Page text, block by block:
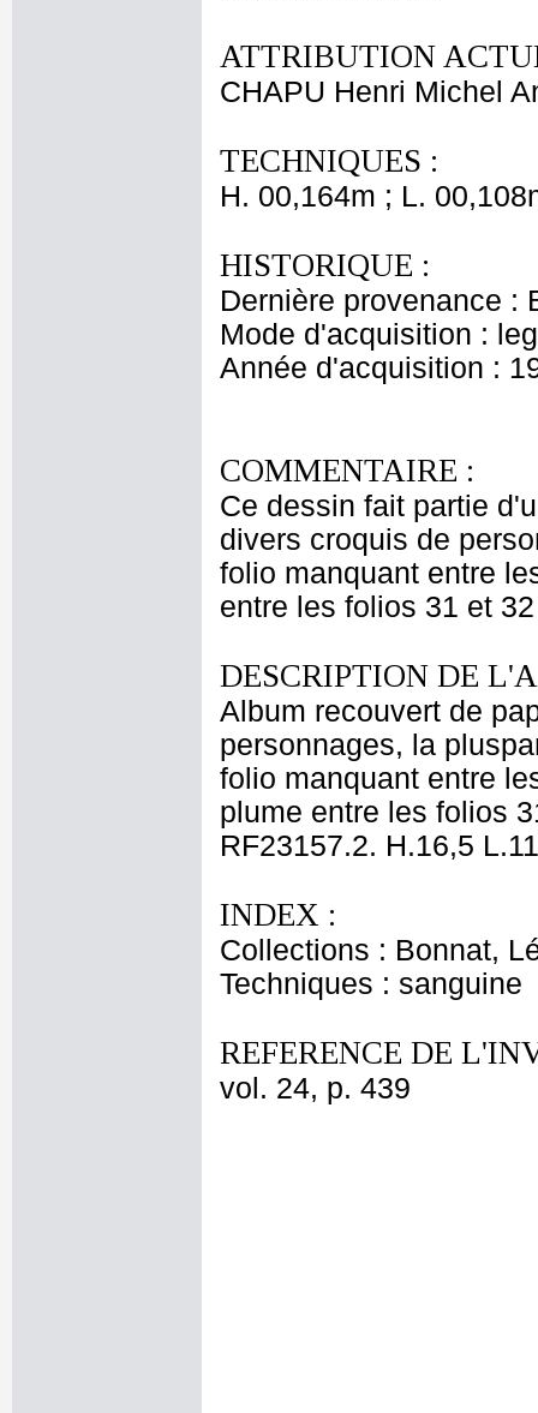
ATTRIBUTION
CHAPU Henri Michel
TECHNIQUES :
H. 00,164m ; L.
HISTORIQUE :
Dernière provenance :
Mode d'acquisition :
Année d'acquisition :
COMMENTAIRE :
Ce dessin fait partie
divers croquis de
folio manquant entre
entre les folios 31 et
DESCRIPTION DE
Album recouvert de
personnages, la
folio manquant entre
plume entre les folios
RF23157.2. H.16,5
INDEX :
Collections : Bonnat,
Techniques : sanguine
REFERENCE DE
vol. 24, p. 439